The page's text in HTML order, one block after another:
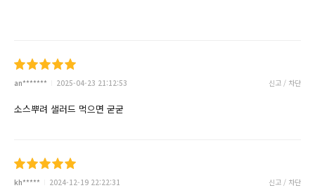
an******* 2025-04-23 21:12:53 신고 / 차단
소스뿌려 샐러드 먹으면 굳굳
kh***** 2024-12-19 22:22:31 신고 / 차단